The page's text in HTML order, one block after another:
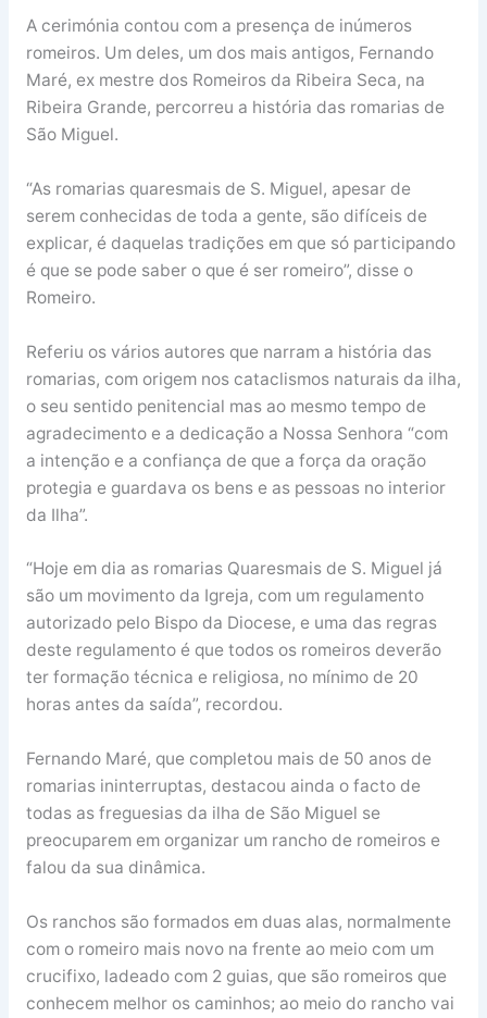
A cerimónia contou com a presença de inúmeros
romeiros. Um deles, um dos mais antigos, Fernando
Maré, ex mestre dos Romeiros da Ribeira Seca, na
Ribeira Grande, percorreu a história das romarias de
São Miguel.
“As romarias quaresmais de S. Miguel, apesar de
serem conhecidas de toda a gente, são difíceis de
explicar, é daquelas tradições em que só participando
é que se pode saber o que é ser romeiro”, disse o
Romeiro.
Referiu os vários autores que narram a história das
romarias, com origem nos cataclismos naturais da ilha,
o seu sentido penitencial mas ao mesmo tempo de
agradecimento e a dedicação a Nossa Senhora “com
a intenção e a confiança de que a força da oração
protegia e guardava os bens e as pessoas no interior
da Ilha”.
“Hoje em dia as romarias Quaresmais de S. Miguel já
são um movimento da Igreja, com um regulamento
autorizado pelo Bispo da Diocese, e uma das regras
deste regulamento é que todos os romeiros deverão
ter formação técnica e religiosa, no mínimo de 20
horas antes da saída”, recordou.
Fernando Maré, que completou mais de 50 anos de
romarias ininterruptas, destacou ainda o facto de
todas as freguesias da ilha de São Miguel se
preocuparem em organizar um rancho de romeiros e
falou da sua dinâmica.
Os ranchos são formados em duas alas, normalmente
com o romeiro mais novo na frente ao meio com um
crucifixo, ladeado com 2 guias, que são romeiros que
conhecem melhor os caminhos; ao meio do rancho vai